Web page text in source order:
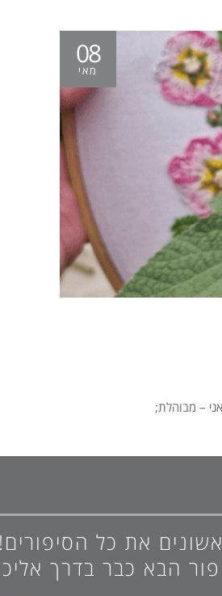
08
מאי
את כל הסיפורים!
הבא כבר בדרך